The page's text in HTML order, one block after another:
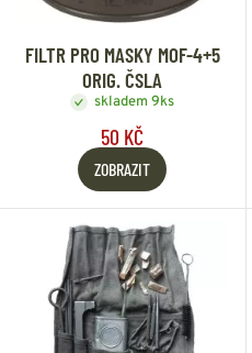
FILTR PRO MASKY MOF-4+5
ORIG. ČSLA
skladem 9ks
50 KČ
ZOBRAZIT